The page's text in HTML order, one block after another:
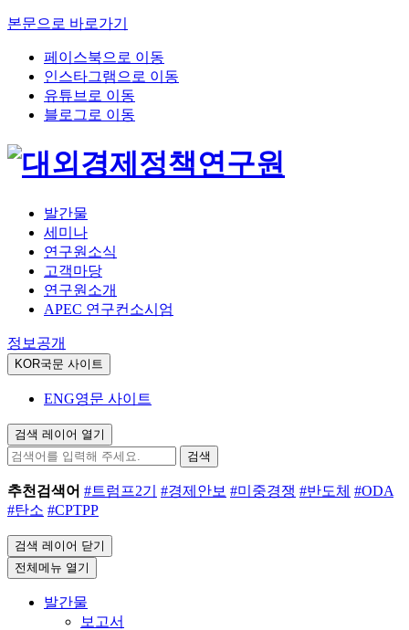
본문으로 바로가기
페이스북으로 이동
인스타그램으로 이동
유튜브로 이동
블로그로 이동
발간물
세미나
연구원소식
고객마당
연구원소개
APEC 연구컨소시엄
정보공개
KOR국문 사이트
ENG영문 사이트
검색 레이어 열기
검색
추천검색어 #트럼프2기 #경제안보 #미중경쟁 #반도체 #ODA
#탄소 #CPTPP
검색 레이어 닫기
전체메뉴 열기
발간물
보고서